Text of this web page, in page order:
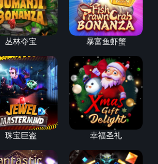
丛林夺宝 暴富鱼虾蟹
珠宝巨盗 幸福圣礼